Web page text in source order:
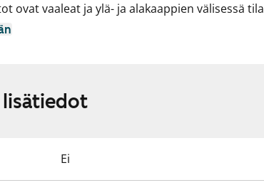
ovat vaaleat ja ylä- ja ala­kaappien välisessä
Keittiöön mahtuu ruokapöytä ikkunan eteen.
on massalattia sekä kaakeloidut seinät ja siellä
Ei